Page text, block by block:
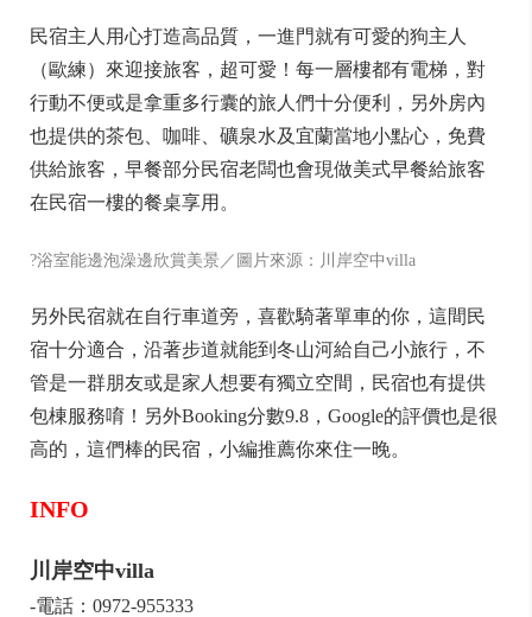
民宿主人用心打造高品質，一進門就有可愛的狗主人
（歐練）來迎接旅客，超可愛！每一層樓都有電梯，對
行動不便或是拿重多行囊的旅人們十分便利，另外房內
也提供的茶包、咖啡、礦泉水及宜蘭當地小點心，免費
供給旅客，早餐部分民宿老闆也會現做美式早餐給旅客
在民宿一樓的餐桌享用。
?浴室能邊泡澡邊欣賞美景／圖片來源：川岸空中villa
另外民宿就在自行車道旁，喜歡騎著單車的你，這間民
宿十分適合，沿著步道就能到冬山河給自己小旅行，不
管是一群朋友或是家人想要有獨立空間，民宿也有提供
包棟服務唷！另外Booking分數9.8，Google的評價也是很
高的，這們棒的民宿，小編推薦你來住一晚。
INFO
川岸空中villa
-電話：0972-955333